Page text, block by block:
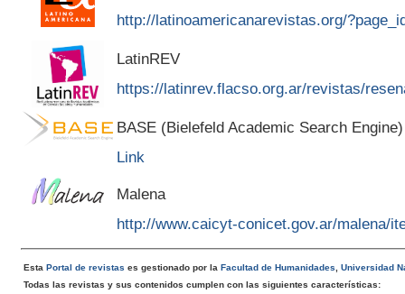
http://latinoamericanarevistas.org/
LatinREV
https://latinrev.flacso.org.ar/revistas/
BASE (Bielefeld Academic Search Engine)
Link
Malena
http://www.caicyt-conicet.gov.ar/malena/
EstaPortal de revistas es gestionado por laFacultad de Humanidades ,Universidad
Todas las revistas y sus contenidos cumplen con las siguientes características: